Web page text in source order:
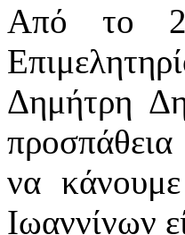
Από το
Δημήτρη
να
Ιωαννίνων